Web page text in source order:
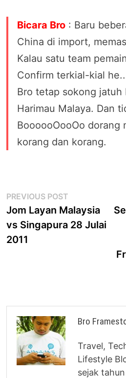
Bicara Bro : Baru
China di import,
Kalau satu team
Confirm terkial-kial
Bro tetap sokong jatuh
Harimau Malaya. Dan
BoooooOooOo dorang
korang dan korang.
Post
navigation
PREVIOUS POST
post:
Jom Layan Malaysia
vs Singapura 28 Julai
2011
Bro
Travel,
Lifestyle
sejak